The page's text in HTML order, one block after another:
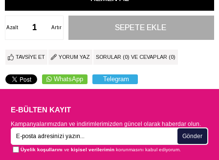
Artır
Azalt
TAVSIYE ET YORUM YAZ SORULAR (0) VE CEVAPLAR (0)
WhatsApp Telegram
E-BÜLTEN KAYIT
Kampanyalarımızdan ve indirimlerimizden güncel olarak haberdar olun.
Gönder
Üyelik koşullarını vekişisel verilerimin korunmasını kabul ediyorum.